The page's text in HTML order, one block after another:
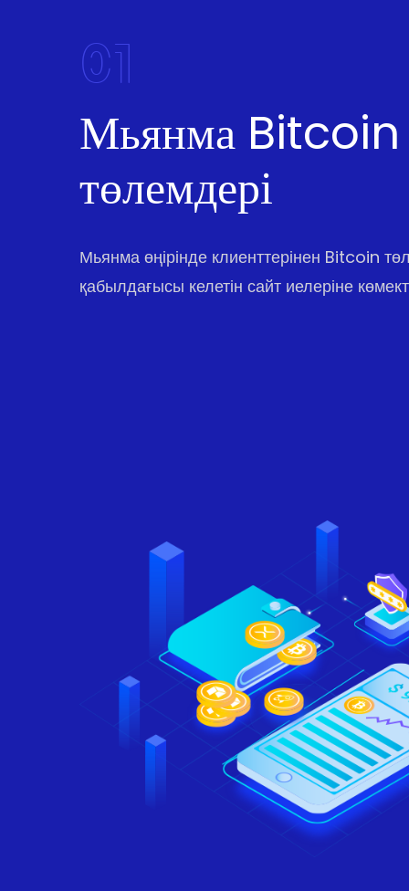
01
Мьянма Bitcoin
төлемдері
Мьянма өңірінде клиенттерінен Bitcoin
қабылдағысы келетін сайт иелеріне